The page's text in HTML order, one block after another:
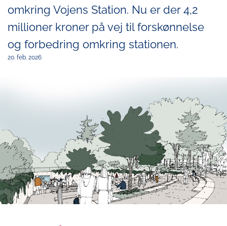
omkring Vojens Station. Nu er der 4,2
millioner kroner på vej til forskønnelse
og forbedring omkring stationen.
20. feb. 2026